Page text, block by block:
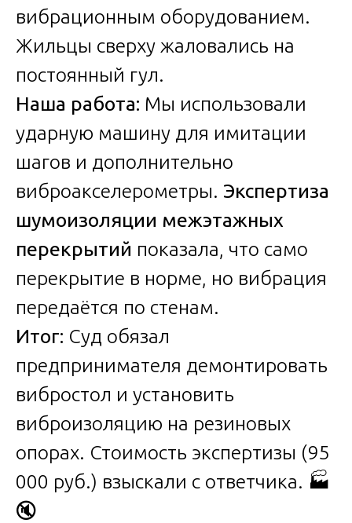
вибрационным оборудованием.
Жильцы сверху жаловались на
постоянный гул.
Наша работа: Мы использовали
ударную машину для имитации
шагов и дополнительно
виброакселерометры. Экспертиза
шумоизоляции межэтажных
перекрытий показала, что само
перекрытие в норме, но вибрация
передаётся по стенам.
Итог: Суд обязал
предпринимателя демонтировать
вибростол и установить
виброизоляцию на резиновых
опорах. Стоимость экспертизы (95
000 руб.) взыскали с ответчика. 🏭
🔇